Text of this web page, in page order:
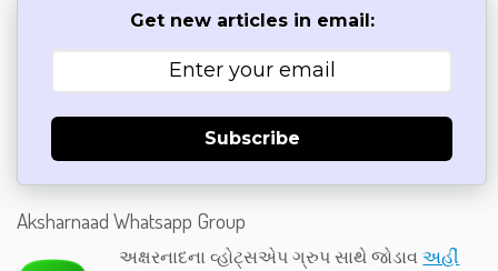
Get new articles in email:
Subscribe
Aksharnaad Whatsapp Group
અક્ષરનાદના વ્હોટ્સએપ ગ્રુપ સાથે જોડાવઅહીં